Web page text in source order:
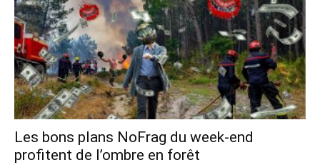
Les bons plans NoFrag du week-end
profitent de l’ombre en forêt